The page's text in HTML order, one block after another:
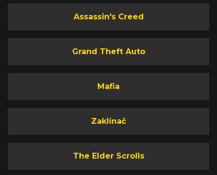
Assassin's Creed
Grand Theft Auto
Mafia
Zaklínač
The Elder Scrolls